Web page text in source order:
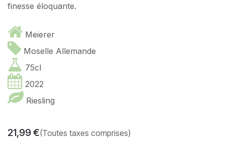
finesse éloquante.
Meierer
Moselle Allemande
75cl
2022
Riesling
21,99€(Toutes taxes comprises)